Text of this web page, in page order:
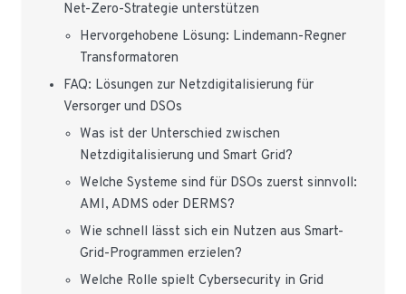
Net-Zero-Strategie unterstützen
Hervorgehobene Lösung: Lindemann-Regner
Transformatoren
FAQ: Lösungen zur Netzdigitalisierung für
Versorger und DSOs
Was ist der Unterschied zwischen
Netzdigitalisierung und Smart Grid?
Welche Systeme sind für DSOs zuerst sinnvoll:
AMI, ADMS oder DERMS?
Wie schnell lässt sich ein Nutzen aus Smart-
Grid-Programmen erzielen?
Welche Rolle spielt Cybersecurity in Grid